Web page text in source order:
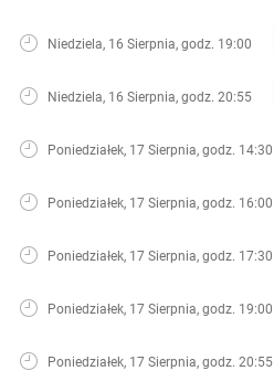
Niedziela, 16 Sierpnia, godz. 19:00
Niedziela, 16 Sierpnia, godz. 20:55
Poniedziałek, 17 Sierpnia, godz. 14:30
Poniedziałek, 17 Sierpnia, godz. 16:00
Poniedziałek, 17 Sierpnia, godz. 17:30
Poniedziałek, 17 Sierpnia, godz. 19:00
Poniedziałek, 17 Sierpnia, godz. 20:55